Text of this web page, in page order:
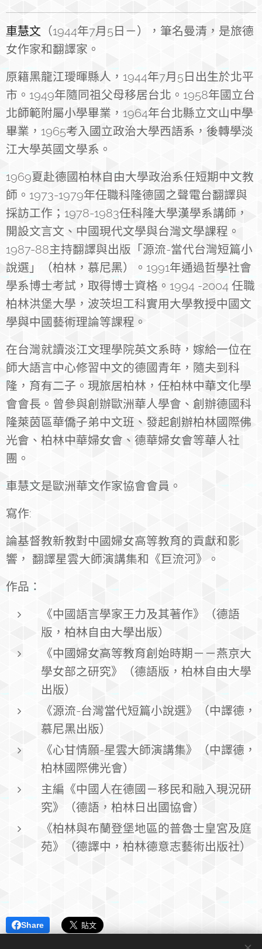
車慧文 （1944年7月5日－），筆名曼清， 是旅德
女作家和翻譯家。
原籍黑龍江璦暉縣人，1944年7月5日出生於北平
市。1949年隨同祖父母移居台北。1958年國立台
北師範附屬小學畢業，1964年台北縣立文山中學
畢業，1965考入國立政治大學西語系，後轉學淡
江大學英國文學系。
1969夏赴德國柏林自由大學政治系任短期中文教
師。1973-1979年任職科隆德國之聲電台翻譯與
採訪工作；1978-1983任科隆大學漢學系講師，
開設文言文、中國現代文學與台灣文學課程。
1987-88主持翻譯與出版「源流-當代台灣短篇小
說選」（柏林，慕尼黑）。1991年通過哲學社會
學系博士考試，取得博士資格。1994 -2004 任職
柏林洪堡大學，波茨坦工科實用大學教授中國文
學與中國藝術理論等課程。
在台灣就讀淡江文理學院英文系時，嫁給一位在
師大語言中心修習中文的德國青年，隨夫到科
隆，育有二子。現旅居柏林，任柏林中華文化學
會會長。曾參與創辦歐洲華人學會、創辦德國科
隆萊茵區華僑子弟中文班、發起創辦柏林國際佛
光會、柏林中華婦女會、德華婦女會等華人社
團。
車慧文是歐洲華文作家協會會員。
寫作:
論基督教新教對中國婦女高等教育的貢獻和影
響， 翻譯星雲大師演講集和《巨流河》。
作品：
《中國語言學家王力及其著作》（德語
版，柏林自由大學出版）
《中國婦女高等教育創始時期－－燕京大
學女部之研究》（德語版，柏林自由大學
出版）
《源流-台灣當代短篇小說選》（中譯德，
慕尼黑出版）
《心甘情願-星雲大師演講集》（中譯德，
柏林國際佛光會）
主編《中國人在德國－移民和融入現況研
究》（德語，柏林日出國協會）
《柏林與布蘭登堡地區的普魯士皇宮及庭
苑》（德譯中，柏林德意志藝術出版社）
Share